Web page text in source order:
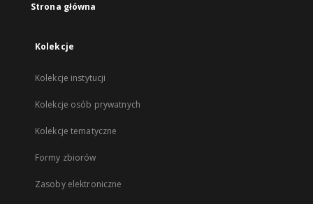
Strona główna
Kolekcje
Kolekcje instytucji
Kolekcje osób prywatnych
Kolekcje tematyczne
Formy zbiorów
Zasoby elektroniczne